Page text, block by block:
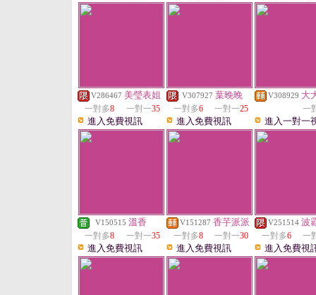
V286467 美瑩表姐
一對多8 一對一35
進入免費視訊
V307927 葉晚晚
一對多6 一對一25
進入免費視訊
V308929 大
一
進入一對一
V150515 溫香
一對多8 一對一35
進入免費視訊
V151287 香芋派派
一對多8 一對一30
進入免費視訊
V251514 波
一對多6 一
進入免費視